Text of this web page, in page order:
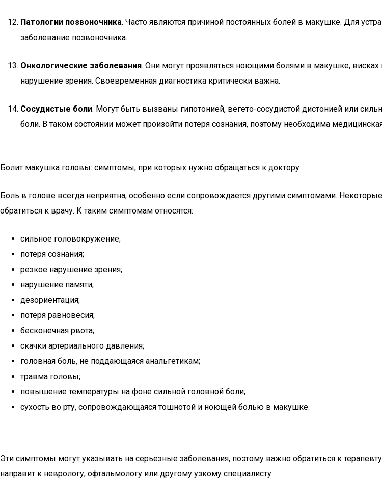
Патологии позвоночника. Часто являются причиной постоянных болей в макушке. Для
заболевание позвоночника.
Онкологические заболевания. Они могут проявляться ноющими болями в макушке, висках
нарушение зрения. Своевременная диагностика критически важна.
Сосудистые боли. Могут быть вызваны гипотонией, вегето-сосудистой дистонией или
боли. В таком состоянии может произойти потеря сознания, поэтому необходима
Болит макушка головы: симптомы, при которых нужно обращаться к доктору
Боль в голове всегда неприятна, особенно если сопровождается другими симптомами.
обратиться к врачу. К таким симптомам относятся:
сильное головокружение;
потеря сознания;
резкое нарушение зрения;
нарушение памяти;
дезориентация;
потеря равновесия;
бесконечная рвота;
скачки артериального давления;
головная боль, не поддающаяся анальгетикам;
травма головы;
повышение температуры на фоне сильной головной боли;
сухость во рту, сопровождающаяся тошнотой и ноющей болью в макушке.
Эти симптомы могут указывать на серьезные заболевания, поэтому важно обратиться к
направит к неврологу, офтальмологу или другому узкому специалисту.